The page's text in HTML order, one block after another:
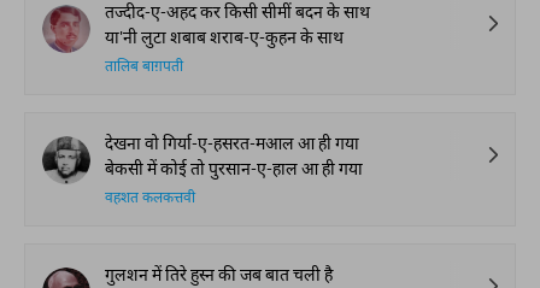
तज्दीद-ए-अहद कर किसी सीमीं बदन के साथ
या'नी लुटा शबाब शराब-ए-कुहन के साथ
तालिब बाग़पती
देखना वो गिर्या-ए-हसरत-मआल आ ही गया
बेकसी में कोई तो पुरसान-ए-हाल आ ही गया
वहशत कलकत्तवी
गुलशन में तिरे हुस्न की जब बात चली है